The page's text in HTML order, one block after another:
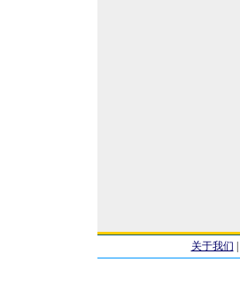
关于我们